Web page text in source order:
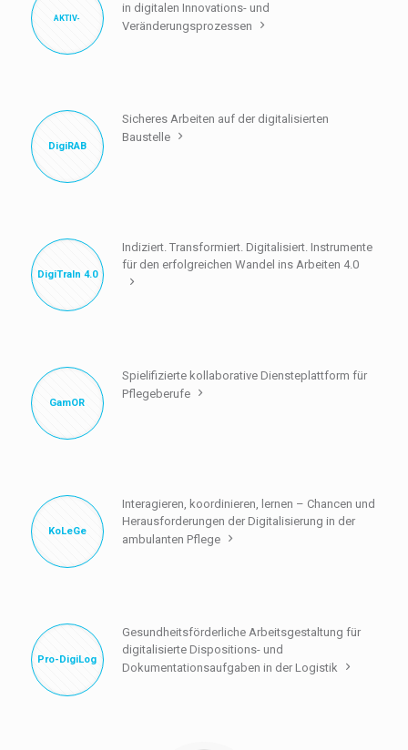
AKTIV-
in digitalen Innovations- und
Veränderungsprozessen
DigiRAB
Sicheres Arbeiten auf der digitalisierten
Baustelle
DigiTraIn 4.0
Indiziert. Transformiert. Digitalisiert. Instrumente
für den erfolgreichen Wandel ins Arbeiten 4.0
GamOR
Spielifizierte kollaborative Diensteplattform für
Pflegeberufe
KoLeGe
Interagieren, koordinieren, lernen – Chancen und
Herausforderungen der Digitalisierung in der
ambulanten Pflege
Pro-DigiLog
Gesundheitsförderliche Arbeitsgestaltung für
digitalisierte Dispositions- und
Dokumentationsaufgaben in der Logistik